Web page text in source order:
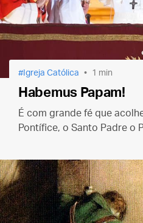
Igreja Católica 1 min
Habemus Papam!
É com grande fé que
Pontífice, o Santo Padre o